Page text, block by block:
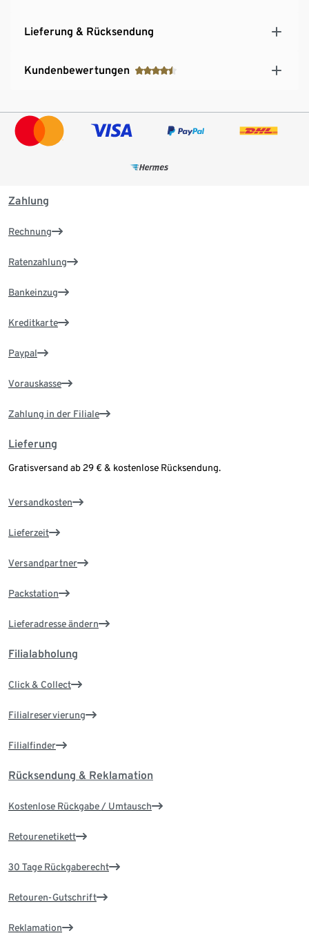
Lieferung & Rücksendung
Kundenbewertungen
Zahlung
Rechnung
Ratenzahlung
Bankeinzug
Kreditkarte
Paypal
Vorauskasse
Zahlung in der Filiale
Lieferung
Gratisversand ab 29 € & kostenlose Rücksendung.
Versandkosten
Lieferzeit
Versandpartner
Packstation
Lieferadresse ändern
Filialabholung
Click & Collect
Filialreservierung
Filialfinder
Rücksendung & Reklamation
Kostenlose Rückgabe / Umtausch
Retourenetikett
30 Tage Rückgaberecht
Retouren-Gutschrift
Reklamation